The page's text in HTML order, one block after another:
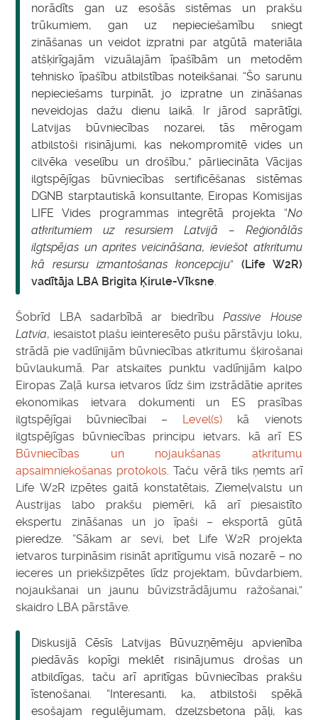
norādīts gan uz esošās sistēmas un prakšu
trūkumiem, gan uz nepieciešamību sniegt
zināšanas un veidot izpratni par atgūtā materiāla
atšķirīgajām vizuālajām īpašībām un metodēm
tehnisko īpašību atbilstības noteikšanai. “Šo sarunu
nepieciešams turpināt, jo izpratne un zināšanas
neveidojas dažu dienu laikā. Ir jārod saprātīgi,
Latvijas būvniecības nozarei, tās mērogam
atbilstoši risinājumi, kas nekompromitē vides un
cilvēka veselību un drošību,” pārliecināta Vācijas
ilgtspējīgas būvniecības sertificēšanas sistēmas
DGNB starptautiskā konsultante, Eiropas Komisijas
LIFE Vides programmas integrētā projekta “No
atkritumiem uz resursiem Latvijā – Reģionālās
ilgtspējas un aprites veicināšana, ieviešot atkritumu
kā resursu izmantošanas koncepciju” (Life W2R)
vadītāja LBA Brigita Ķirule-Vīksne.
Šobrīd LBA sadarbībā ar biedrībuPassive House
Latvia, iesaistot plašu ieinteresēto pušu pārstāvju loku,
strādā pie vadlīnijām būvniecības atkritumu šķirošanai
būvlaukumā. Par atskaites punktu vadlīnijām kalpo
Eiropas Zaļā kursa ietvaros līdz šim izstrādātie aprites
ekonomikas ietvara dokumenti un ES prasības
ilgtspējīgai būvniecībai – Level(s) kā vienots
ilgtspējīgas būvniecības principu ietvars, kā arī ES
Būvniecības un nojaukšanas atkritumu
apsaimniekošanas protokols. Taču vērā tiks ņemts arī
Life W2R izpētes gaitā konstatētais, Ziemeļvalstu un
Austrijas labo prakšu piemēri, kā arī piesaistīto
ekspertu zināšanas un jo īpaši – eksportā gūtā
pieredze. “Sākam ar sevi, bet Life W2R projekta
ietvaros turpināsim risināt apritīgumu visā nozarē – no
ieceres un priekšizpētes līdz projektam, būvdarbiem,
nojaukšanai un jaunu būvizstrādājumu ražošanai,”
skaidro LBA pārstāve.
Diskusijā Cēsīs Latvijas Būvuzņēmēju apvienība
piedāvās kopīgi meklēt risinājumus drošas un
atbildīgas, taču arī apritīgas būvniecības prakšu
īstenošanai. “Interesanti, ka, atbilstoši spēkā
esošajam regulējumam, dzelzsbetona pāļi, kas